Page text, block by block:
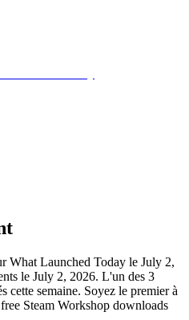
What Launched Today le July 2,
le July 2, 2026. L'un des 3
cette semaine. Soyez le premier à
Steam Workshop downloads